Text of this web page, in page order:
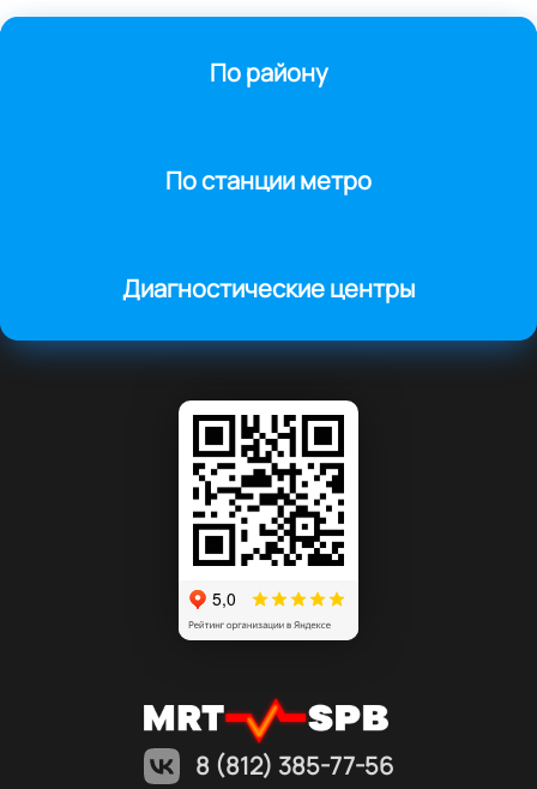
По району
По станции метро
Диагностические центры
8 (812) 385-77-56